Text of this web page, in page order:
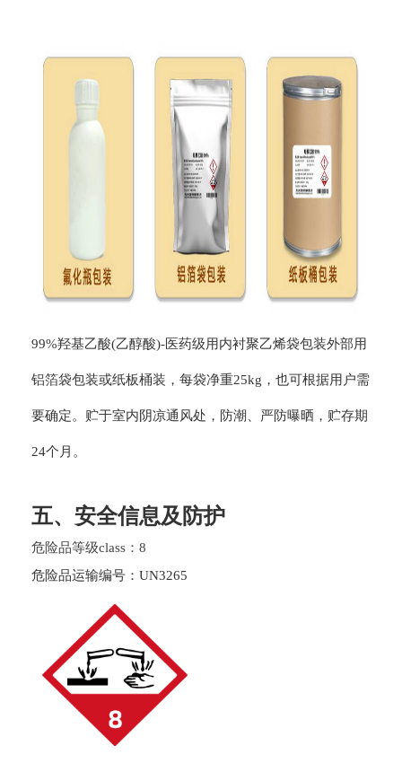
99%羟基乙酸(乙醇酸)-医药级用内衬聚乙烯袋包装外部用
铝箔袋包装或纸板桶装，每袋净重25kg，也可根据用户需
要确定。贮于室内阴凉通风处，防潮、严防曝晒，贮存期
24个月。
五、安全信息及防护
危险品等级class：8
危险品运输编号：UN3265